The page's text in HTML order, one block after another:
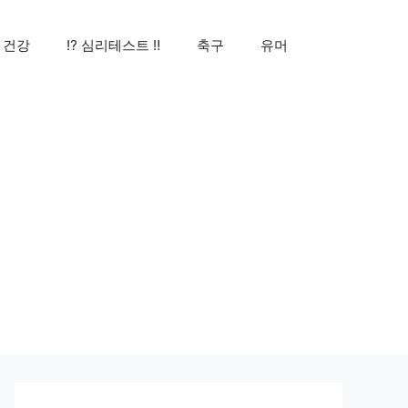
건강 ⁉️ 심리테스트 ‼️ 축구 유머